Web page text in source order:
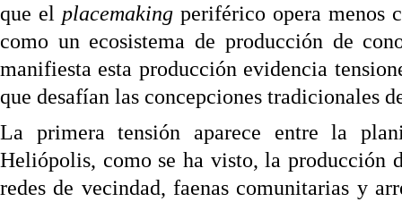
que el placemaking periférico opera menos
como un ecosistema de producción de
manifiesta esta producción evidencia
que desafían las concepciones
La primera tensión aparece entre la
Heliópolis, como se ha visto, la producción
redes de vecindad, faenas comunitarias y